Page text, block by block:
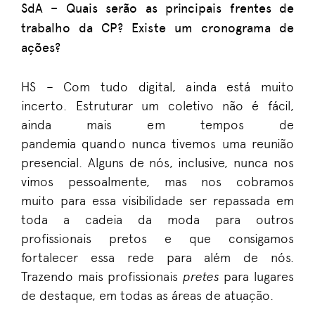
SdA – Quais serão as principais frentes de
trabalho da CP? Existe um cronograma de
ações?
HS – Com tudo digital, ainda está muito
incerto. Estruturar um coletivo não é fácil,
ainda mais em tempos de
pandemia quando nunca tivemos uma reunião
presencial. Alguns de nós, inclusive, nunca nos
vimos pessoalmente, mas nos cobramos
muito para essa visibilidade ser repassada em
toda a cadeia da moda para outros
profissionais pretos e que consigamos
fortalecer essa rede para além de nós.
Trazendo mais profissionais pretes para lugares
de destaque, em todas as áreas de atuação.